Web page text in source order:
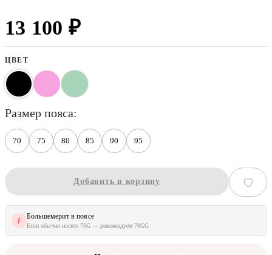
13 100 ₽
ЦВЕТ
размер пояса
70 75 80 85 90 95
Добавить в корзину
i Большемерит в поясе
Если обычно носите 75G — рекомендуем 70GG